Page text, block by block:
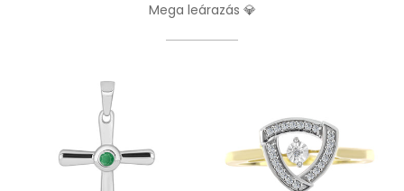
Mega leárazás 💎